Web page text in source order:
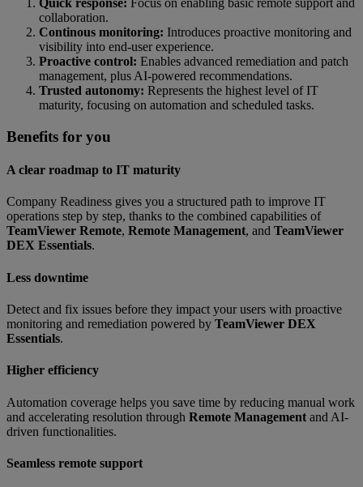
Quick response: Focus on enabling basic remote support and
collaboration.
Continous monitoring: Introduces proactive monitoring and
visibility into end-user experience.
Proactive control: Enables advanced remediation and patch
management, plus AI-powered recommendations.
Trusted autonomy: Represents the highest level of IT
maturity, focusing on automation and scheduled tasks.
Benefits for you
A clear roadmap to IT maturity
Company Readiness gives you a structured path to improve IT
operations step by step, thanks to the combined capabilities of
TeamViewer Remote, Remote Management, and TeamViewer
DEX Essentials.
Less downtime
Detect and fix issues before they impact your users with proactive
monitoring and remediation powered by TeamViewer DEX
Essentials.
Higher efficiency
Automation coverage helps you save time by reducing manual work
and accelerating resolution through Remote Management and AI-
driven functionalities.
Seamless remote support